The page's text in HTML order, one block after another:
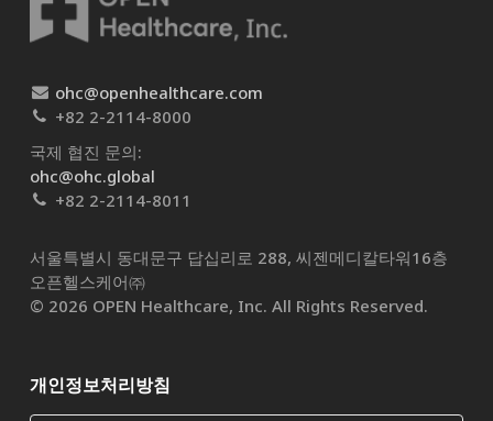
ohc@openhealthcare.com
+82 2-2114-8000
국제 협진 문의:
ohc@ohc.global
+82 2-2114-8011
서울특별시 동대문구 답십리로 288, 씨젠메디칼타워16층
오픈헬스케어㈜​
© 2026 OPEN Healthcare, Inc. All Rights Reserved.
개인정보처리방침